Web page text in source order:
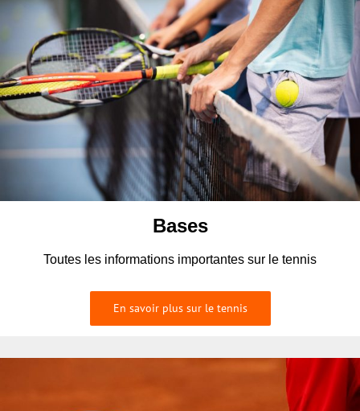
Bases
Toutes les informations importantes sur le tennis
En savoir plus sur le tennis